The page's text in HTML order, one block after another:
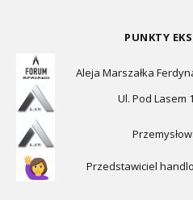
PUNKTY
Aleja Marszałka
Ul. Pod Lasem
Przedstawiciel